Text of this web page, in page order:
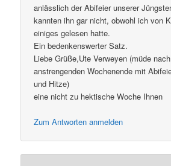
anlässlich der Abifeier unserer
kannten ihn gar nicht, obwohl ich von
einiges gelesen hatte.
Ein bedenkenswerter Satz.
Liebe Grüße,Ute Verweyen (müde
anstrengenden Wochenende mit
und Hitze)
eine nicht zu hektische Woche Ihnen
Zum Antworten anmelden